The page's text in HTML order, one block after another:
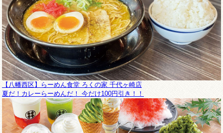
【八幡西区】らーめん食堂 ろくの家 千代ヶ崎店
夏だ！カレーらーめんだ！ 今だけ100円引き！！